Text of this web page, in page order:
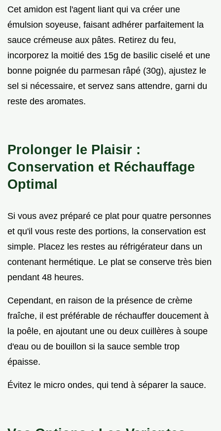
Cet amidon est l'agent liant qui va créer une
émulsion soyeuse, faisant adhérer parfaitement la
sauce crémeuse aux pâtes. Retirez du feu,
incorporez la moitié des 15g de basilic ciselé et une
bonne poignée du parmesan râpé (30g), ajustez le
sel si nécessaire, et servez sans attendre, garni du
reste des aromates.
Prolonger le Plaisir :
Conservation et Réchauffage
Optimal
Si vous avez préparé ce plat pour quatre personnes
et qu'il vous reste des portions, la conservation est
simple. Placez les restes au réfrigérateur dans un
contenant hermétique. Le plat se conserve très bien
pendant 48 heures.
Cependant, en raison de la présence de crème
fraîche, il est préférable de réchauffer doucement à
la poêle, en ajoutant une ou deux cuillères à soupe
d'eau ou de bouillon si la sauce semble trop
épaisse.
Évitez le micro ondes, qui tend à séparer la sauce.